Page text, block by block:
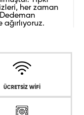
her zaman
ağırlıyoruz.
ÜCRETSİZ WİFİ